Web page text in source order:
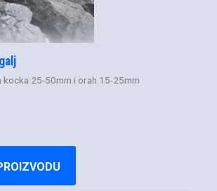
kocka 25-50mm i orah 15-25mm